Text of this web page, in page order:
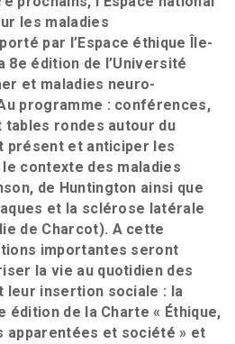
les maladies
par l’Espace éthique Île-
8e édition de l’Université
et maladies neuro-
programme : conférences,
rondes autour du
présent et anticiper les
contexte des maladies
de Huntington ainsi que
et la sclérose latérale
de Charcot). A cette
importantes seront
la vie au quotidien des
leur insertion sociale : la
édition de la Charte « Éthique,
apparentées et société » et